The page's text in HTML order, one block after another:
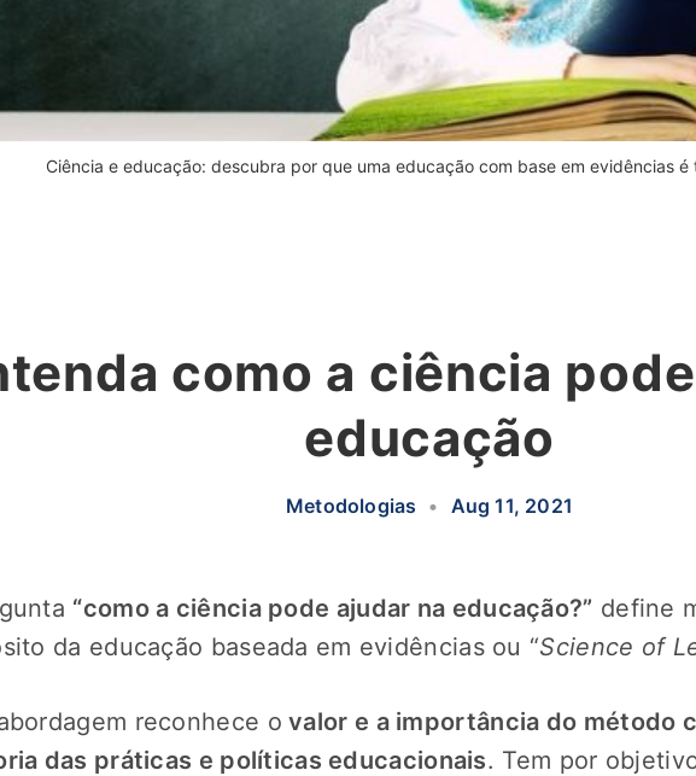
Ciência e educação: descubra por que uma educação com base em evidências é
como a ciência
educação
Metodologias • Aug 11, 2021
“como a ciência pode ajudar na educação?” define
da educação baseada em evidências ou “Science of
reconhece o valor e a importância do método
das práticas e políticas educacionais. Tem por